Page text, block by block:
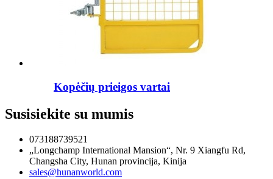
Kopėčių prieigos vartai
Susisiekite su mumis
073188739521
„Longchamp International Mansion“, Nr. 9 Xiangfu Rd,
Changsha City, Hunan provincija, Kinija
sales@hunanworld.com